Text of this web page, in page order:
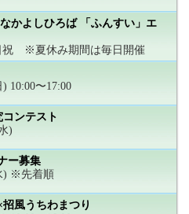
かよしひろば 「ふんすい」エ
祝 ※夏休み期間は毎日開催
10:00〜17:00
ンテスト
)
ー募集
) ※先着順
風うちわまつり